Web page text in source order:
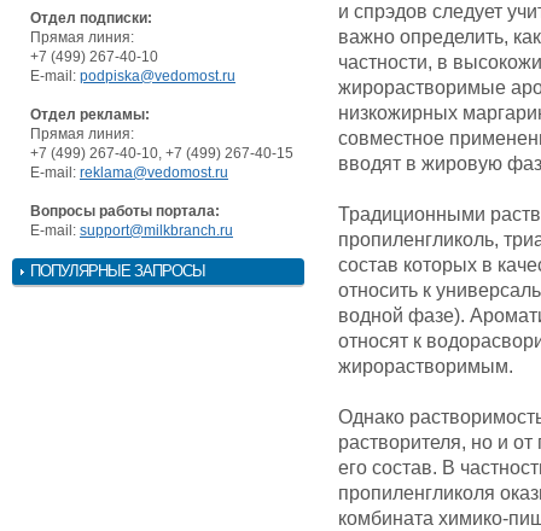
Отдел подписки:
Прямая линия:
+7 (499) 267-40-10
E-mail: podpiska@vedomost.ru
Отдел рекламы:
Прямая линия:
+7 (499) 267-40-10, +7 (499) 267-40-15
E-mail: reklama@vedomost.ru
Вопросы работы портала:
E-mail: support@milkbranch.ru
ПОПУЛЯРНЫЕ ЗАПРОСЫ
и спрэдов следует
важно определить,
частности, в
жирорастворимые
низкожирных
совместное
вводят в жировую
Традиционными
пропиленгликоль,
состав которых в
относить к
водной фазе).
относят к
жирорастворимым.
Однако
растворителя, но и
его состав. В
пропиленгликоля
комбината химико-